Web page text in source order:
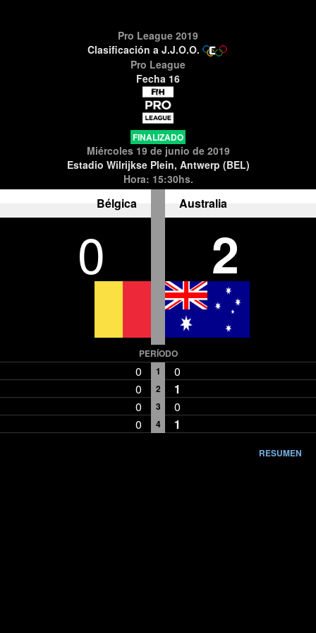
Pro League 2019
Clasificación a J.J.O.O.
Pro League
Fecha 16
FINALIZADO
Miércoles 19 de junio de 2019
Estadio Wilrijkse Plein, Antwerp (BEL)
Hora: 15:30hs.
Bélgica Australia
0 2
PERÍODO
0 1
0
0
2
1
0
3
0
0
4 1
RESUMEN